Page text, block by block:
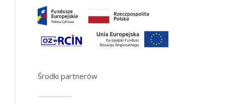
Środki partnerów